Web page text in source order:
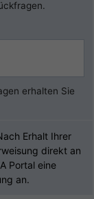
erhalten Sie
Erhalt Ihrer
direkt an
Portal eine
an.